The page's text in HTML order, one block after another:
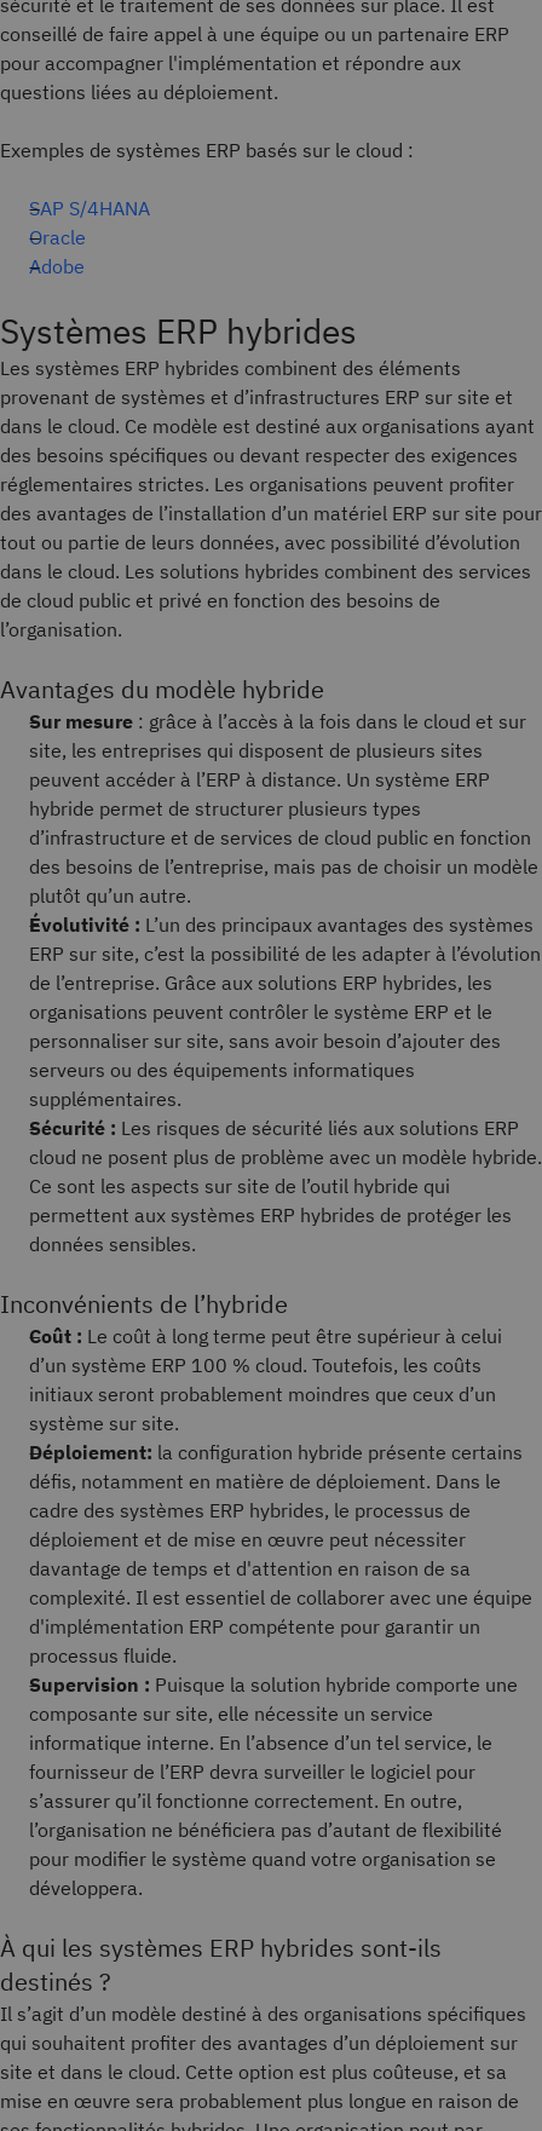
sécurité et le traitement de ses données sur place. Il est
conseillé de faire appel à une équipe ou un partenaire ERP
pour accompagner l'implémentation et répondre aux
questions liées au déploiement.
Exemples de systèmes ERP basés sur le cloud :
SAP S/4HANA
Oracle
Adobe
Systèmes ERP hybrides
Les systèmes ERP hybrides combinent des éléments
provenant de systèmes et d’infrastructures ERP sur site et
dans le cloud. Ce modèle est destiné aux organisations ayant
des besoins spécifiques ou devant respecter des exigences
réglementaires strictes. Les organisations peuvent profiter
des avantages de l’installation d’un matériel ERP sur site pour
tout ou partie de leurs données, avec possibilité d’évolution
dans le cloud. Les solutions hybrides combinent des services
de cloud public et privé en fonction des besoins de
l’organisation.
Avantages du modèle hybride
Sur mesure : grâce à l’accès à la fois dans le cloud et sur
site, les entreprises qui disposent de plusieurs sites
peuvent accéder à l’ERP à distance. Un système ERP
hybride permet de structurer plusieurs types
d’infrastructure et de services de cloud public en fonction
des besoins de l’entreprise, mais pas de choisir un modèle
plutôt qu’un autre.
Évolutivité : L’un des principaux avantages des systèmes
ERP sur site, c’est la possibilité de les adapter à l’évolution
de l’entreprise. Grâce aux solutions ERP hybrides, les
organisations peuvent contrôler le système ERP et le
personnaliser sur site, sans avoir besoin d’ajouter des
serveurs ou des équipements informatiques
supplémentaires.
Sécurité : Les risques de sécurité liés aux solutions ERP
cloud ne posent plus de problème avec un modèle hybride.
Ce sont les aspects sur site de l’outil hybride qui
permettent aux systèmes ERP hybrides de protéger les
données sensibles.
Inconvénients de l’hybride
Coût : Le coût à long terme peut être supérieur à celui
d’un système ERP 100 % cloud. Toutefois, les coûts
initiaux seront probablement moindres que ceux d’un
système sur site.
Déploiement: la configuration hybride présente certains
défis, notamment en matière de déploiement. Dans le
cadre des systèmes ERP hybrides, le processus de
déploiement et de mise en œuvre peut nécessiter
davantage de temps et d'attention en raison de sa
complexité. Il est essentiel de collaborer avec une équipe
d'implémentation ERP compétente pour garantir un
processus fluide.
Supervision : Puisque la solution hybride comporte une
composante sur site, elle nécessite un service
informatique interne. En l’absence d’un tel service, le
fournisseur de l’ERP devra surveiller le logiciel pour
s’assurer qu’il fonctionne correctement. En outre,
l’organisation ne bénéficiera pas d’autant de flexibilité
pour modifier le système quand votre organisation se
développera.
À qui les systèmes ERP hybrides sont-ils
destinés ?
Il s’agit d’un modèle destiné à des organisations spécifiques
qui souhaitent profiter des avantages d’un déploiement sur
site et dans le cloud. Cette option est plus coûteuse, et sa
mise en œuvre sera probablement plus longue en raison de